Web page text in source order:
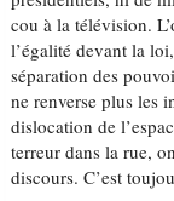
cou à la télévision.
l’égalité devant la
séparation des
ne renverse plus les
dislocation de
terreur dans la rue,
discours. C’est